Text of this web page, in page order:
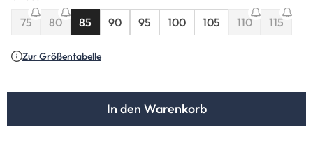
75
(Diese Option ist zurzeit nicht verfügbar.)
80
(Diese Option ist zurzeit nicht verfügbar.)
85 90 95 100 105 110 115
Zur Größentabelle
In den Warenkorb